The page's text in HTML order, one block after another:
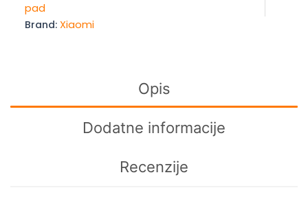
pad
Brand: Xiaomi
Opis
Dodatne informacije
Recenzije